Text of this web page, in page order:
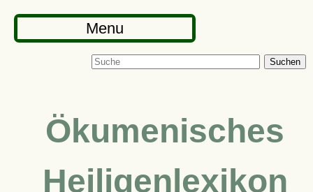
Menu
Suchen
Ökumenisches
Heiligenlexikon